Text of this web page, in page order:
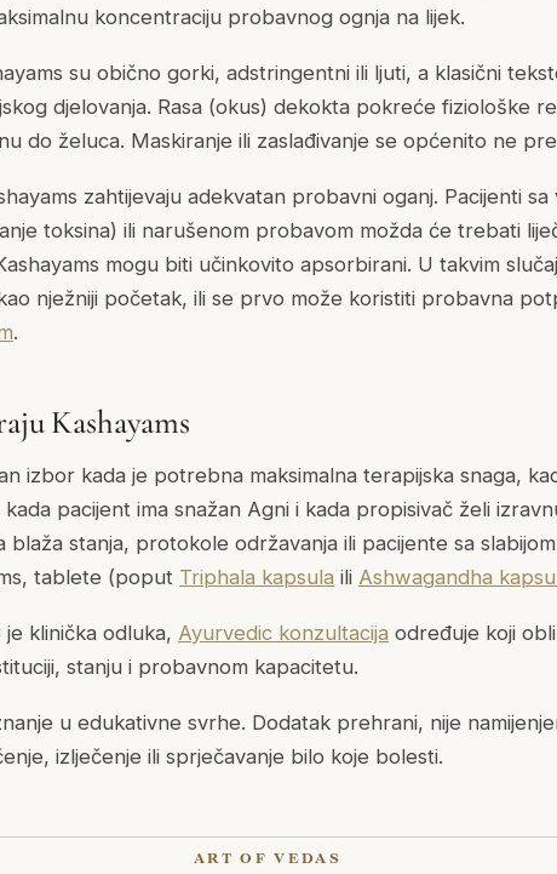
koncentraciju probavnog ognja na lijek.
su obično gorki, adstringentni ili ljuti, a klasični
djelovanja. Rasa (okus) dekokta pokreće fiziološke
do želuca. Maskiranje ili zaslađivanje se općenito ne
zahtijevaju adekvatan probavni oganj. Pacijenti sa
toksina) ili narušenom probavom možda će trebati
mogu biti učinkovito apsorbirani. U takvim
nježniji početak, ili se prvo može koristiti probavna
.
Kashayams
izbor kada je potrebna maksimalna terapijska snaga,
pacijent ima snažan Agni i kada propisivač želi
blaža stanja, protokole održavanja ili pacijente sa
, tablete (poput Triphala kapsula ili Ashwagandha
klinička odluka, Ayurvedic konzultacija određuje koji
stanju i probavnom kapacitetu.
u edukativne svrhe. Dodatak prehrani, nije
izlječenje ili sprječavanje bilo koje bolesti.
ART OF VEDAS